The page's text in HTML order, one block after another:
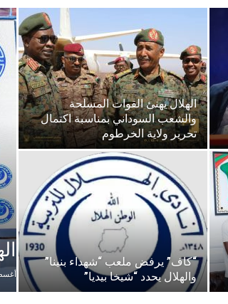
أغسطس
الهلال يهنئ القوات المسلحة
والشعب السوداني بمناسبة اكتمال
تحرير ولاية الخرطوم
“كاف” يرفض ملعب “شهداء بنينا”
والهلال يحدد “شيخا بيديا”